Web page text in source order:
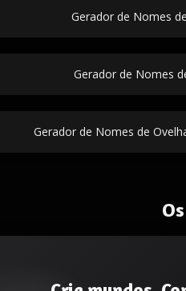
Gerador de Nomes
Gerador de Nomes
Gerador de Nomes de